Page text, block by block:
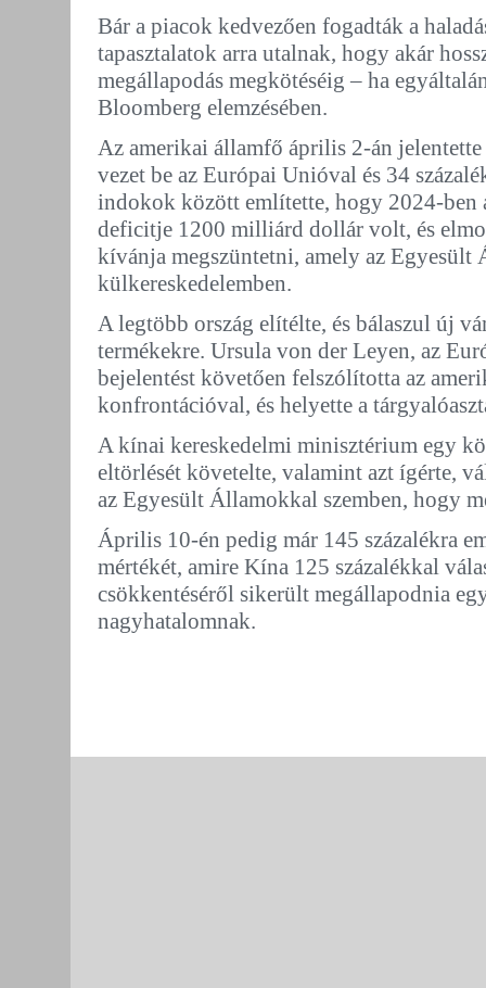
Bár a piacok kedvezően fogadták a
tapasztalatok arra utalnak, hogy akár
megállapodás megkötéséig – ha
Bloomberg elemzésében.
Az amerikai államfő április 2-án
vezet be az Európai Unióval és 34
indokok között említette, hogy 2024-
deficitje 1200 milliárd dollár volt, és
kívánja megszüntetni, amely az Egyesült
külkereskedelemben.
A legtöbb ország elítélte, és bálaszul új
termékekre. Ursula von der Leyen, az
bejelentést követően felszólította az
konfrontációval, és helyette a
A kínai kereskedelmi minisztérium egy
eltörlését követelte, valamint azt ígérte,
az Egyesült Államokkal szemben, hogy
Április 10-én pedig már 145 százalékra
mértékét, amire Kína 125 százalékkal
csökkentéséről sikerült megállapodnia
nagyhatalomnak.